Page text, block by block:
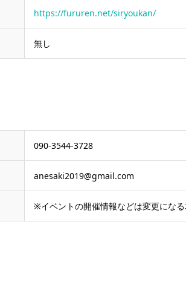
https://fururen.net/siryoukan/
無し
090-3544-3728
anesaki2019@gmail.com
※イベントの開催情報などは変更にな